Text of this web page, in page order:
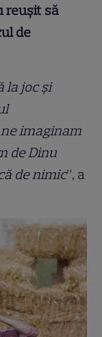
reușit să
de
la joc și
ne imaginam
de Dinu
de nimic”, a